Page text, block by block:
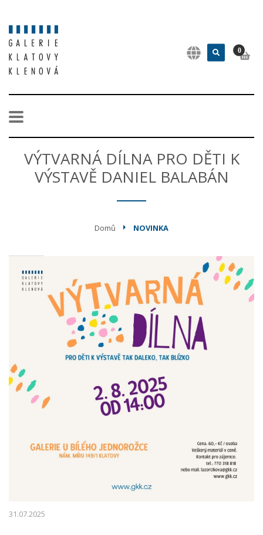
0
VÝTVARNÁ DÍLNA PRO DĚTI K
VÝSTAVĚ DANIEL BALABÁN
Domů NOVINKA
31.07.2025